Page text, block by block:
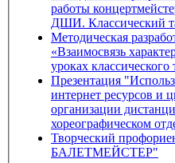
работы
ДШИ. Классический
Методическая
«Взаимосвязь
уроках классического
Презентация
интернет ресурсов и
организации
хореографическом
Творческий
БАЛЕТМЕЙСТЕР"